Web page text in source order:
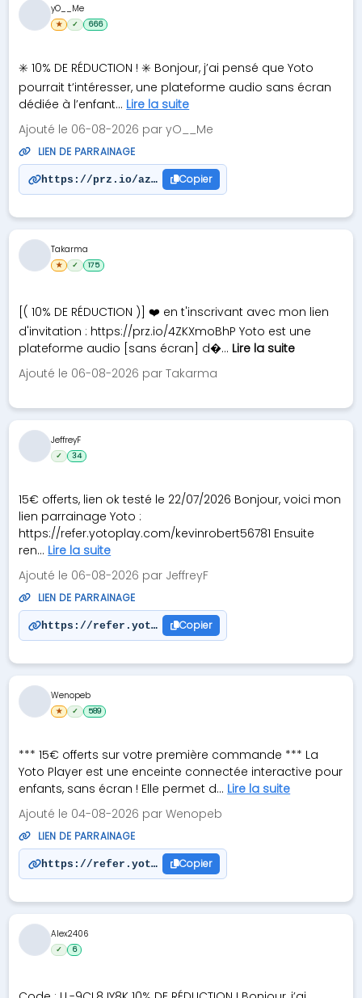
✳️ 10% DE RÉDUCTION ! ✳️ Bonjour, j’ai pensé que Yoto
pourrait t’intéresser, une plateforme audio sans écran
dédiée à l’enfant... Lire la suite
Ajouté le 06-08-2026 par yO__Me
LIEN DE PARRAINAGE
https://prz.io/azgep6XcyCopier
yO__Me
★ ✓ 666
[( 10% DE RÉDUCTION )] ❤️ en t'inscrivant avec mon lien
d'invitation : https://prz.io/4ZKXmoBhP Yoto est une
plateforme audio [sans écran] d�... Lire la suite
Ajouté le 06-08-2026 par Takarma
Takarma
★ ✓ 175
15€ offerts, lien ok testé le 22/07/2026 Bonjour, voici mon
lien parrainage Yoto :
https://refer.yotoplay.com/kevinrobert56781 Ensuite
ren... Lire la suite
Ajouté le 06-08-2026 par JeffreyF
LIEN DE PARRAINAGE
https://refer.yotoplay.com/kevinrobert56781
Copier
JeffreyF
✓ 34
*** 15€ offerts sur votre première commande *** La
Yoto Player est une enceinte connectée interactive pour
enfants, sans écran ! Elle permet d... Lire la suite
Ajouté le 04-08-2026 par Wenopeb
LIEN DE PARRAINAGE
https://refer.yotoplay.com/
Copier
Wenopeb
★ ✓ 589
Alex2406
✓ 6